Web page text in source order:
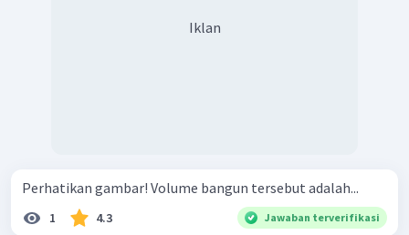
Iklan
Perhatikan gambar! Volume bangun tersebut adalah...
1 4.3 Jawaban terverifikasi